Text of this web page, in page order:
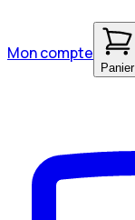
Mon compte
Panier